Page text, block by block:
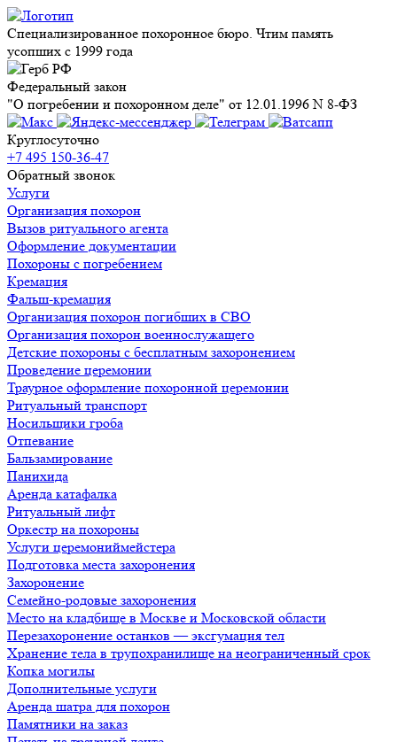
Специализированное похоронное бюро. Чтим память
усопших с 1999 года
Федеральный закон
"О погребении и похоронном деле" от 12.01.1996 N 8-ФЗ
Круглосуточно
+7 495 150-36-47
Обратный звонок
Услуги
Организация похорон
Вызов ритуального агента
Оформление документации
Похороны с погребением
Кремация
Фальш-кремация
Организация похорон погибших в СВО
Организация похорон военнослужащего
Детские похороны с бесплатным захоронением
Проведение церемонии
Траурное оформление похоронной церемонии
Ритуальный транспорт
Носильщики гроба
Отпевание
Бальзамирование
Панихида
Аренда катафалка
Ритуальный лифт
Оркестр на похороны
Услуги церемониймейстера
Подготовка места захоронения
Захоронение
Семейно-родовые захоронения
Место на кладбище в Москве и Московской области
Перезахоронение останков — эксгумация тел
Хранение тела в трупохранилище на неограниченный срок
Копка могилы
Дополнительные услуги
Аренда шатра для похорон
Памятники на заказ